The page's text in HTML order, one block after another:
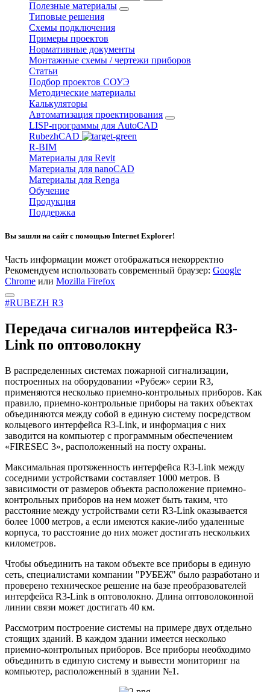
Полезные материалы
Типовые решения
Схемы подключения
Примеры проектов
Нормативные документы
Монтажные схемы / чертежи приборов
Статьи
Подбор проектов СОУЭ
Методические материалы
Калькуляторы
Автоматизация проектирования
LISP-программы для AutoCAD
RubezhCAD
R-BIM
Материалы для Revit
Материалы для nanoCAD
Материалы для Renga
Обучение
Продукция
Поддержка
Вы зашли на сайт с помощью Internet Explorer!
Часть информации может отображаться некорректно
Рекомендуем использовать современный браузер: Google
Chrome или Mozilla Firefox
#RUBEZH R3
Передача сигналов интерфейса R3-
Link по оптоволокну
В распределенных системах пожарной сигнализации,
построенных на оборудовании «Рубеж» серии R3,
применяются несколько приемно-контрольных приборов. Как
правило, приемно-контрольные приборы на таких объектах
объединяются между собой в единую систему посредством
кольцевого интерфейса R3-Link, и информация с них
заводится на компьютер c программным обеспечением
«FIRESEC 3», расположенный на посту охраны.
Максимальная протяженность интерфейса R3-Link между
соседними устройствами составляет 1000 метров. В
зависимости от размеров объекта расположение приемно-
контрольных приборов на нем может быть таким, что
расстояние между устройствами сети R3-Link оказывается
более 1000 метров, а если имеются какие-либо удаленные
корпуса, то расстояние до них может достигать нескольких
километров.
Чтобы объединить на таком объекте все приборы в единую
сеть, специалистами компании "РУБЕЖ" было разработано и
проверено техническое решение на базе преобразователей
интерфейса R3-Link в оптоволокно. Длина оптоволоконной
линии связи может достигать 40 км.
Рассмотрим построение системы на примере двух отдельно
стоящих зданий. В каждом здании имеется несколько
приемно-контрольных приборов. Все приборы необходимо
объединить в единую систему и вывести мониторинг на
компьютер, расположенный в здании №1.